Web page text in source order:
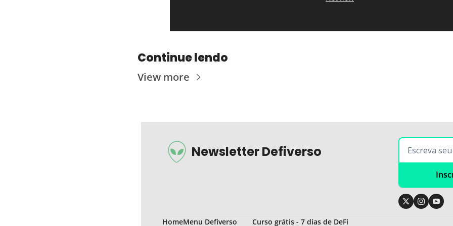
Continue lendo
View more
Newsletter Defiverso
HomeMenu Defiverso Curso grátis - 7 dias de DeFi